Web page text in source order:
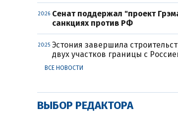
20:26 Сенат поддержал "проект
санкциях против РФ
20:25 Эстония завершила
двух участков границы с
ВСЕ НОВОСТИ
ВЫБОР РЕДАКТОРА